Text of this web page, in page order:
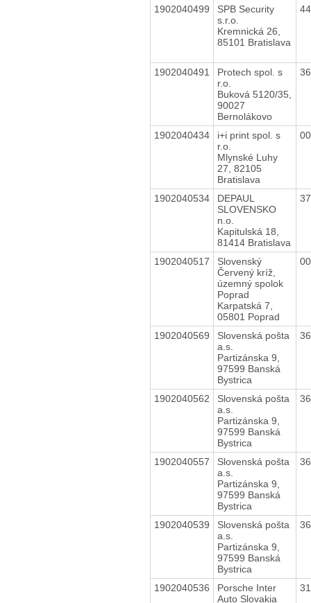
1902040499
SPB Security
s.r.o.
Kremnická 26,
85101 Bratislava
1902040491
Protech spol. s
r.o.
Buková 5120/35,
90027
Bernolákovo
1902040434
i+i print spol. s
r.o.
Mlynské Luhy
27, 82105
Bratislava
1902040534
DEPAUL
SLOVENSKO
n.o.
Kapitulská 18,
81414 Bratislava
1902040517
Slovenský
Červený kríž,
územný spolok
Poprad
Karpatská 7,
05801 Poprad
1902040569
Slovenská pošta
a.s.
Partizánska 9,
97599 Banská
Bystrica
1902040562
Slovenská pošta
a.s.
Partizánska 9,
97599 Banská
Bystrica
1902040557
Slovenská pošta
a.s.
Partizánska 9,
97599 Banská
Bystrica
1902040539
Slovenská pošta
a.s.
Partizánska 9,
97599 Banská
Bystrica
1902040536
Porsche Inter
Auto Slovakia